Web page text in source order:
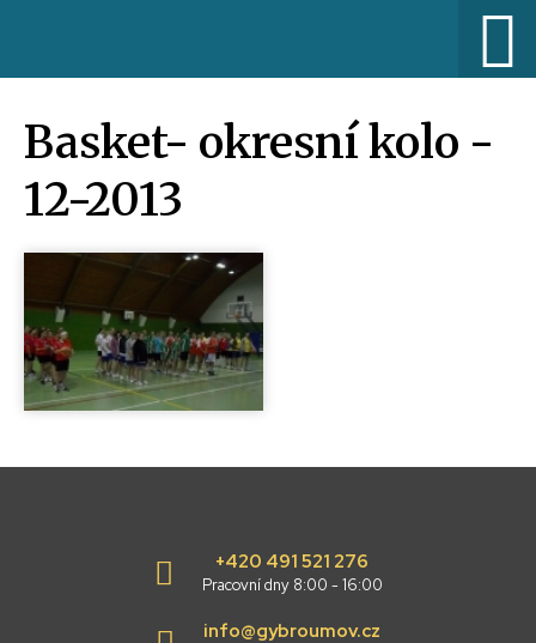
Basket- okresní kolo -
12-2013
+420 491 521 276
Pracovní dny 8:00 - 16:00
info@gybroumov.cz